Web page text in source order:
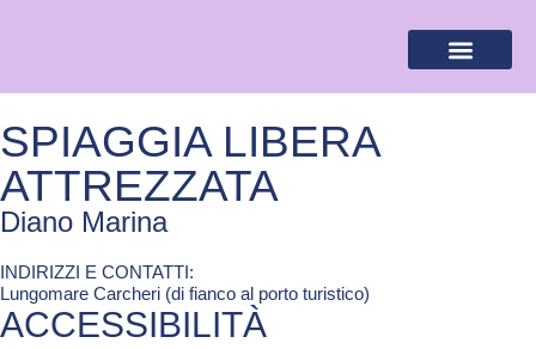
SPIAGGIA LIBERA
ATTREZZATA
Diano Marina
INDIRIZZI E CONTATTI:​
Lungomare Carcheri (di fianco al porto turistico)
ACCESSIBILITÀ